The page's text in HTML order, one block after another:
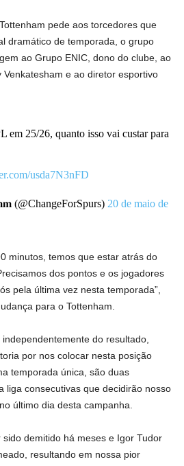
pede aos torcedores que
dramático de temporada, o grupo
ao Grupo ENIC, dono do clube, ao
Venkatesham e ao diretor esportivo
em 25/26, quanto isso vai custar para
usda7N3nFD
(@ChangeForSpurs) 20 de maio de
minutos, temos que estar atrás do
dos pontos e os jogadores
pela última vez nesta temporada”,
para o Tottenham.
do resultado,
por nos colocar nesta posição
temporada única, são duas
liga consecutivas que decidirão nosso
último dia desta campanha.
demitido há meses e Igor Tudor
resultando em nossa pior